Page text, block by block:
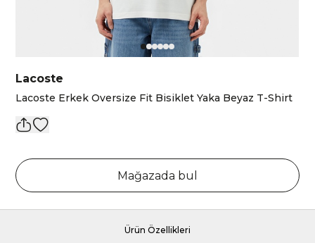
Lacoste
Lacoste Erkek Oversize Fit Bisiklet Yaka Beyaz T-Shirt
Mağazada bul
Ürün Özellikleri